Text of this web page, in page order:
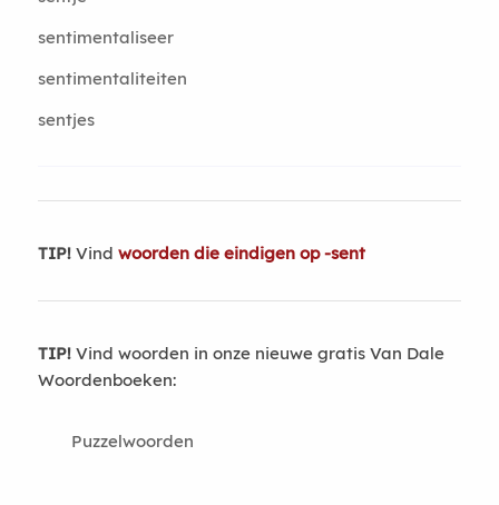
sentimentaliseer
sentimentaliteiten
sentjes
TIP!Vind woorden die eindigen op -sent
TIP!Vind woorden in onze nieuwe gratis Van Dale
Woordenboeken:
Puzzelwoorden